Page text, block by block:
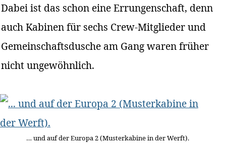
Dabei ist das schon eine Errungenschaft, denn
auch Kabinen für sechs Crew-Mitglieder und
Gemeinschaftsdusche am Gang waren früher
nicht ungewöhnlich.
… und auf der Europa 2 (Musterkabine in der Werft).